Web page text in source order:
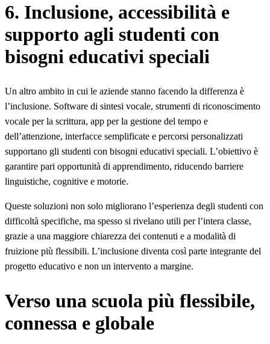
6. Inclusione, accessibilità e
supporto agli studenti con
bisogni educativi speciali
Un altro ambito in cui le aziende stanno facendo la differenza è
l’inclusione. Software di sintesi vocale, strumenti di riconoscimento
vocale per la scrittura, app per la gestione del tempo e
dell’attenzione, interfacce semplificate e percorsi personalizzati
supportano gli studenti con bisogni educativi speciali. L’obiettivo è
garantire pari opportunità di apprendimento, riducendo barriere
linguistiche, cognitive e motorie.
Queste soluzioni non solo migliorano l’esperienza degli studenti con
difficoltà specifiche, ma spesso si rivelano utili per l’intera classe,
grazie a una maggiore chiarezza dei contenuti e a modalità di
fruizione più flessibili. L’inclusione diventa così parte integrante del
progetto educativo e non un intervento a margine.
Verso una scuola più flessibile,
connessa e globale